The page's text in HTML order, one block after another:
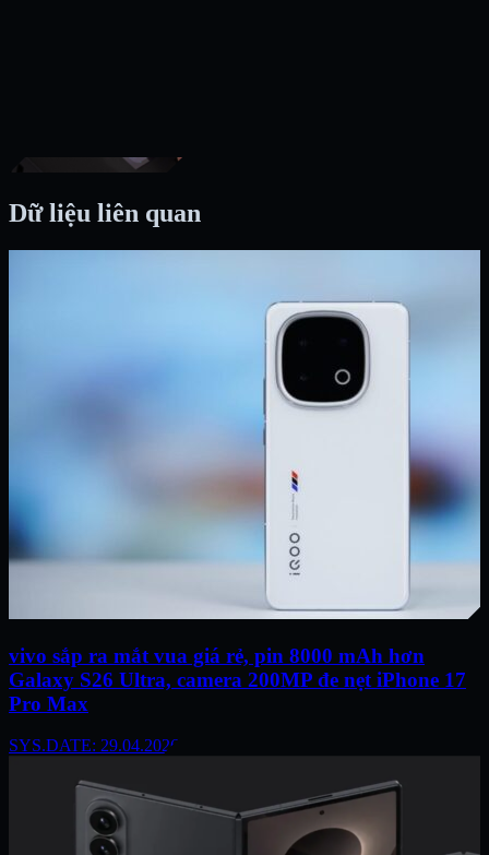
Dữ liệu liên quan
vivo sắp ra mắt vua giá rẻ, pin 8000 mAh hơn
Galaxy S26 Ultra, camera 200MP đe nẹt iPhone 17
Pro Max
SYS.DATE: 29.04.2026